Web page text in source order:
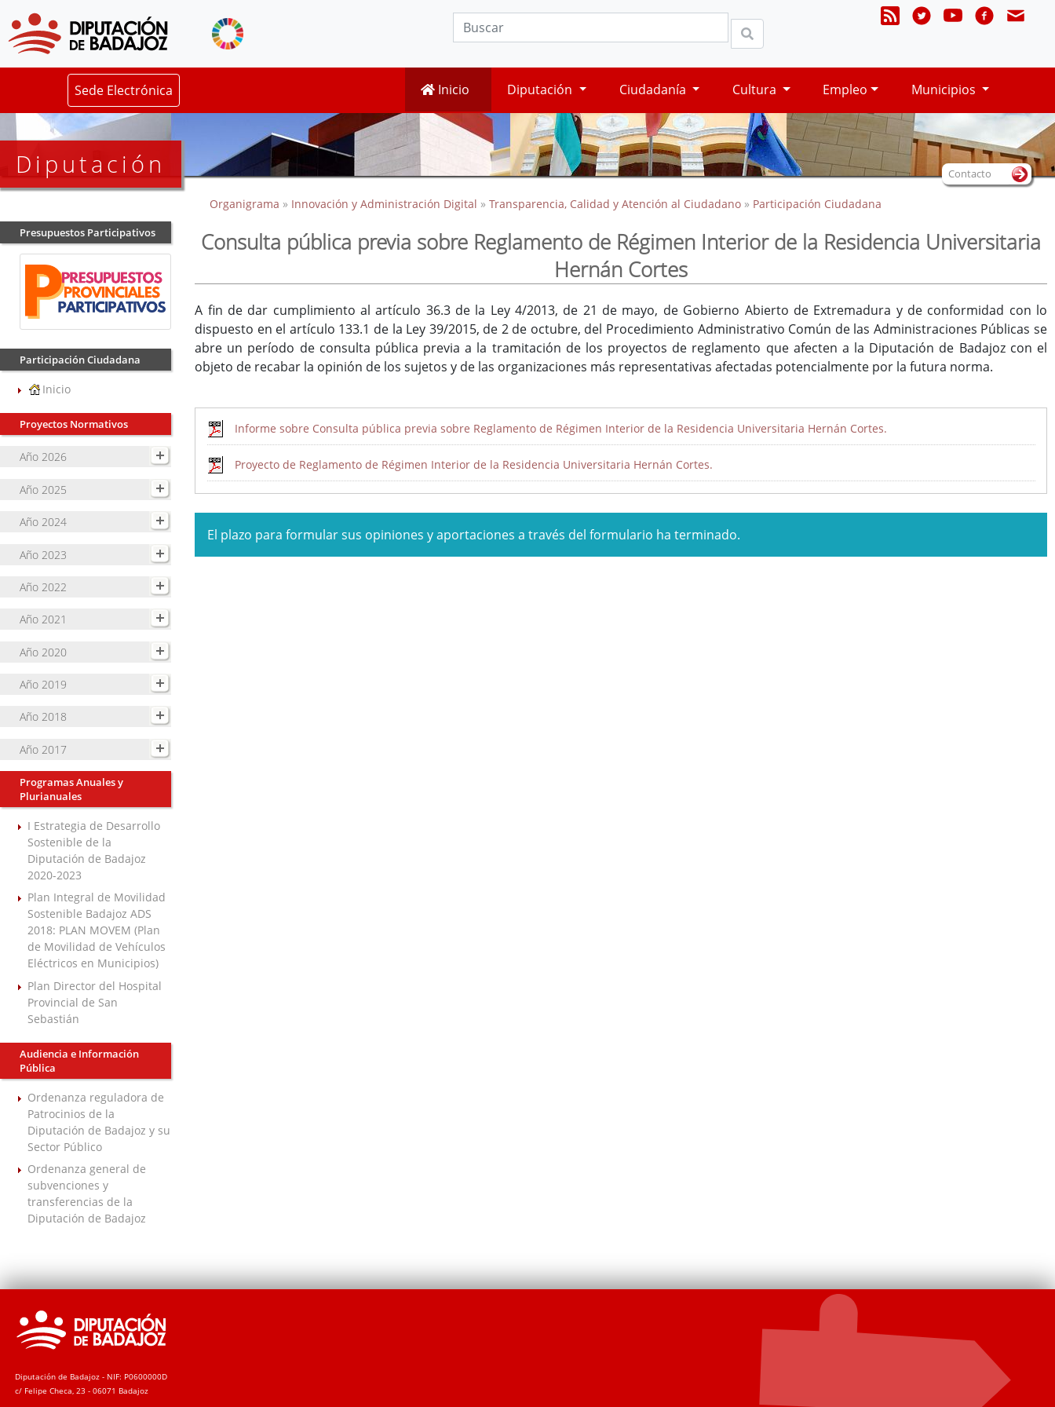
Sede Electrónica Inicio Diputación Ciudadanía Cultura Empleo Municipios
Diputación
Presupuestos Participativos
Participación Ciudadana
Inicio
Proyectos Normativos
Año 2026
Año 2025
Año 2024
Año 2023
Año 2022
Año 2021
Año 2020
Año 2019
Año 2018
Año 2017
Programas Anuales y
Plurianuales
I Estrategia de Desarrollo
Sostenible de la
Diputación de Badajoz
2020-2023
Plan Integral de Movilidad
Sostenible Badajoz ADS
2018: PLAN MOVEM (Plan
de Movilidad de Vehículos
Eléctricos en Municipios)
Plan Director del Hospital
Provincial de San
Sebastián
Audiencia e Información
Pública
Ordenanza reguladora de
Patrocinios de la
Diputación de Badajoz y su
Sector Público
Ordenanza general de
subvenciones y
transferencias de la
Diputación de Badajoz
Organigrama » Innovación y Administración Digital » Transparencia, Calidad y Atención al Ciudadano» Participación Ciudadana
Consulta pública previa sobre Reglamento de Régimen Interior de la Residencia Universitaria
Hernán Cortes
A fin de dar cumplimiento al artículo 36.3 de la Ley 4/2013, de 21 de mayo, de Gobierno Abierto de Extremadura y de conformidad con lo
dispuesto en el artículo 133.1 de la Ley 39/2015, de 2 de octubre, del Procedimiento Administrativo Común de las Administraciones Públicas se
abre un período de consulta pública previa a la tramitación de los proyectos de reglamento que afecten a la Diputación de Badajoz con el
objeto de recabar la opinión de los sujetos y de las organizaciones más representativas afectadas potencialmente por la futura norma.
Informe sobre Consulta pública previa sobre Reglamento de Régimen Interior de la Residencia Universitaria Hernán Cortes.
Proyecto de Reglamento de Régimen Interior de la Residencia Universitaria Hernán Cortes.
El plazo para formular sus opiniones y aportaciones a través del formulario ha terminado.
Contacto
Diputación de Badajoz - NIF: P0600000D
c/ Felipe Checa, 23 - 06071 Badajoz